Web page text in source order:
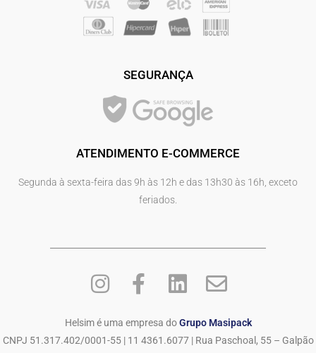
SEGURANÇA
ATENDIMENTO E-COMMERCE
Segunda à sexta-feira das 9h às 12h e das 13h30 às 16h, exceto
feriados.
Helsim é uma empresa doGrupo Masipack
CNPJ 51.317.402/0001-55 | 11 4361.6077 | Rua Paschoal, 55 – Galpão